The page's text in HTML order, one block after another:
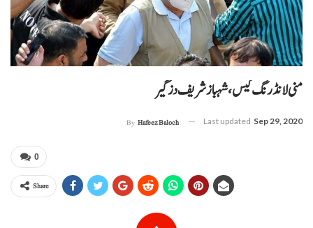
منی لانڈرنگ کیس، شہباز شریف دزگیر
By Hafeez Baloch Last updated Sep 29, 2020
0
Share